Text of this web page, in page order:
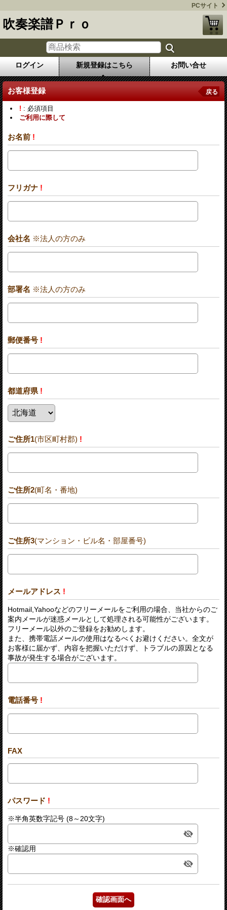
PCサイト
吹奏楽譜Ｐｒｏ
ログイン 新規登録はこちら お問い合せ
お客様登録 戻る
! : 必須項目
ご利用に際して
お名前 !
フリガナ !
会社名 ※法人の方のみ
部署名 ※法人の方のみ
郵便番号 !
都道府県 !
ご住所1(市区町村郡) !
ご住所2(町名・番地)
ご住所3(マンション・ビル名・部屋番号)
メールアドレス !
Hotmail,Yahooなどのフリーメールをご利用の場合、当社からのご
案内メールが迷惑メールとして処理される可能性がございます。
フリーメール以外のご登録をお勧めします。
また、携帯電話メールの使用はなるべくお避けください。全文が
お客様に届かず、内容を把握いただけず、トラブルの原因となる
事故が発生する場合がございます。
電話番号 !
FAX
パスワード !
※半角英数字記号 (8～20文字)
※確認用